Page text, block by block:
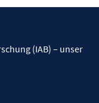
(IAB) – unser